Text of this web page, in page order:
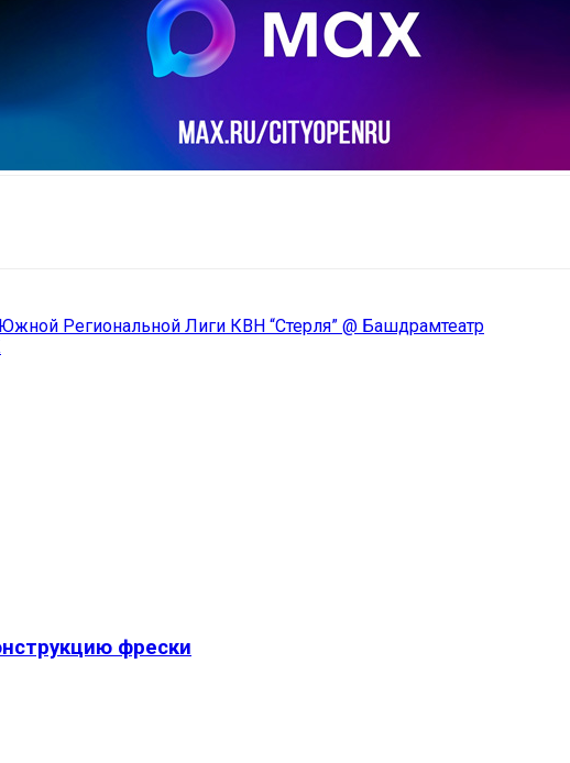
Региональной Лиги КВН “Стерля” @ Башдрамтеатр
фрески